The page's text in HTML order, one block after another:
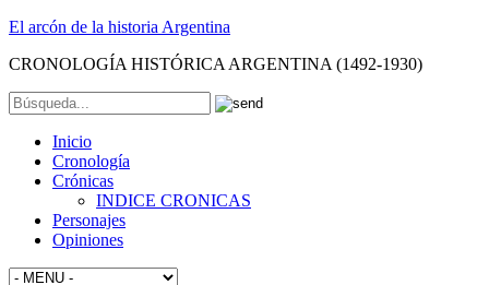
El arcón de la historia Argentina
CRONOLOGÍA HISTÓRICA ARGENTINA (1492-1930)
Inicio
Cronología
Crónicas
INDICE CRONICAS
Personajes
Opiniones